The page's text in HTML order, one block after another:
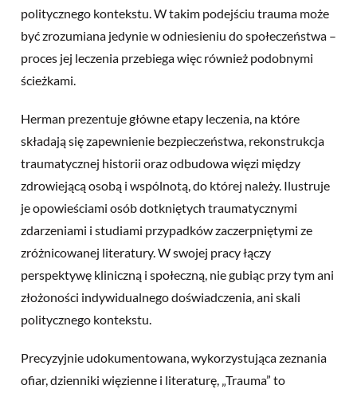
politycznego kontekstu. W takim podejściu trauma może
być zrozumiana jedynie w odniesieniu do społeczeństwa –
proces jej leczenia przebiega więc również podobnymi
ścieżkami.
Herman prezentuje główne etapy leczenia, na które
składają się zapewnienie bezpieczeństwa, rekonstrukcja
traumatycznej historii oraz odbudowa więzi między
zdrowiejącą osobą i wspólnotą, do której należy. Ilustruje
je opowieściami osób dotkniętych traumatycznymi
zdarzeniami i studiami przypadków zaczerpniętymi ze
zróżnicowanej literatury. W swojej pracy łączy
perspektywę kliniczną i społeczną, nie gubiąc przy tym ani
złożoności indywidualnego doświadczenia, ani skali
politycznego kontekstu.
Precyzyjnie udokumentowana, wykorzystująca zeznania
ofiar, dzienniki więzienne i literaturę, „Trauma” to